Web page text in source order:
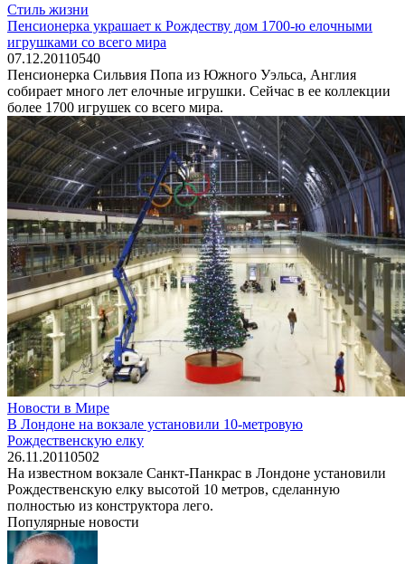
Стиль жизни
Пенсионерка украшает к Рождеству дом 1700-ю елочными
игрушками со всего мира
07.12.20110540
Пенсионерка Сильвия Попа из Южного Уэльса, Англия
собирает много лет елочные игрушки. Сейчас в ее коллекции
более 1700 игрушек со всего мира.
Новости в Мире
В Лондоне на вокзале установили 10-метровую
Рождественскую елку
26.11.20110502
На известном вокзале Санкт-Панкрас в Лондоне установили
Рождественскую елку высотой 10 метров, сделанную
полностью из конструктора лего.
Популярные новости